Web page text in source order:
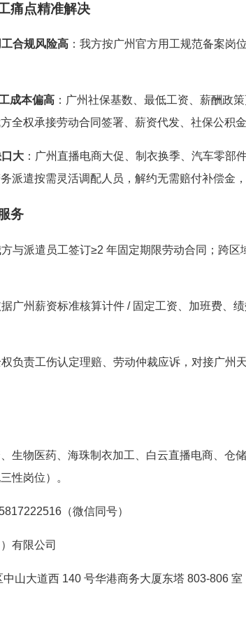
痛点精准解决
合规风险高 ：我方按广州官方用工规范备案岗
成本偏高 ：广州社保基数、最低工资、薪酬政
全权承接劳动合同签署、薪资代发、社保公积
大 ：广州直播电商大促、制衣换季、汽车零部
派遣按需灵活调配人员，解约无需赔付补偿金，
务
方与派遣员工签订≥2 年固定期限劳动合同；跨
据广州薪资标准核算计件 / 固定工资、加班费、
权负责工伤认定理赔、劳动仲裁应诉，对接广州
生物医药、海珠制衣加工、白云直播电商、仓
性岗位）。
（微信同号）
有限公司
山大道西 140 号华港商务大厦东塔 803-806 室